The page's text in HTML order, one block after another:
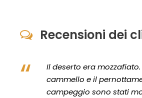
Recensioni dei
“
Il deserto era
cammello e il
campeggio sono stati